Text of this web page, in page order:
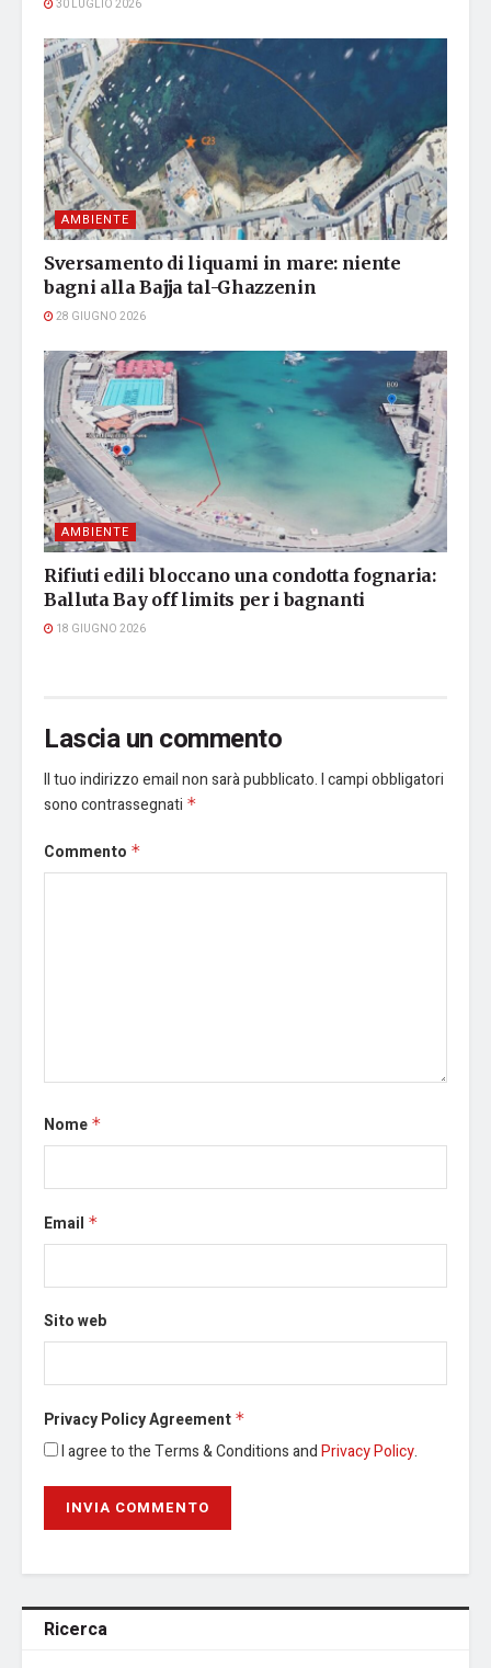
30 LUGLIO 2026
AMBIENTE
Sversamento di liquami in mare: niente
bagni alla Bajja tal-Ghazzenin
28 GIUGNO 2026
AMBIENTE
Rifiuti edili bloccano una condotta fognaria:
Balluta Bay off limits per i bagnanti
18 GIUGNO 2026
Lascia un commento
Il tuo indirizzo email non sarà pubblicato.I campi obbligatori
sono contrassegnati *
Commento *
Nome *
Email *
Sito web
Privacy Policy Agreement *
I agree to the Terms & Conditions andPrivacy Policy.
Ricerca